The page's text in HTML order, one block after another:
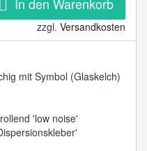
zzgl. Versandkosten
mit Symbol (Glaskelch)
'low noise'